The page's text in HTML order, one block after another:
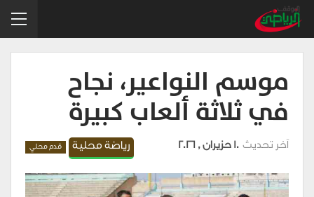
موسم النواعير، نجاح
في ثلاثة ألعاب كبيرة
رياضة محلية قدم محلي آخر تحديث10 حزيران , 2026